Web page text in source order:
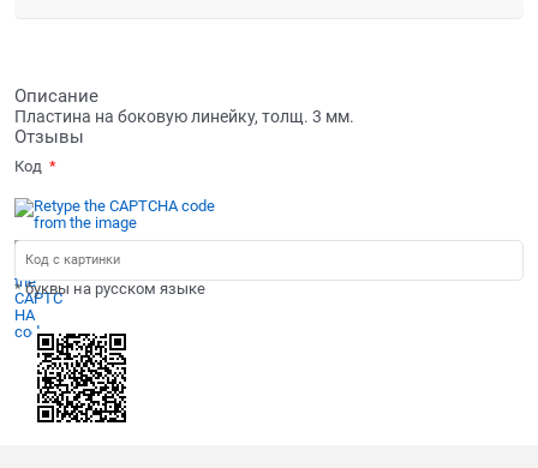
Описание
Пластина на боковую линейку, толщ. 3 мм.
Отзывы
Код
* буквы на русском языке